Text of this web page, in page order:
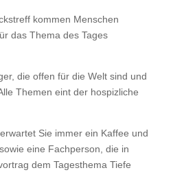
kommen Menschen
das Thema des Tages
die offen für die Welt sind und
Themen eint der hospizliche
Sie immer ein Kaffee und
eine Fachperson, die in
dem Tagesthema Tiefe